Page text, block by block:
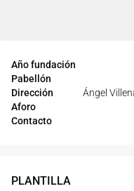
Año fundación
Pabellón
Dirección
Ángel
Aforo
Contacto
PLANTILLA